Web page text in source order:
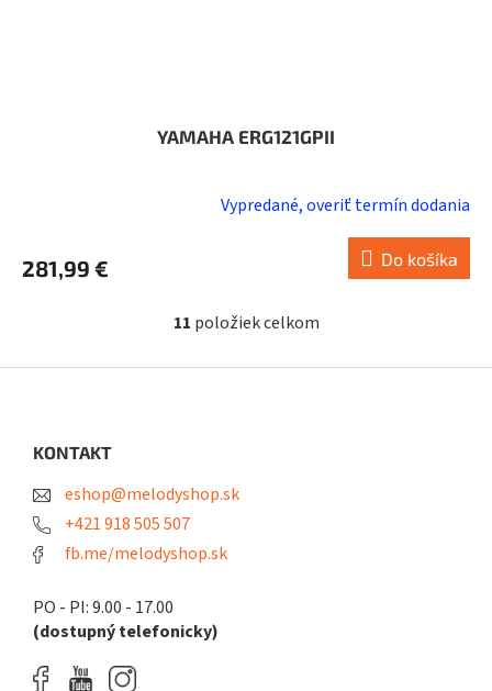
YAMAHA ERG121GPII
Vypredané, overiť termín dodania
281,99 € Do košíka
O
l
11 položiek celkom
KONTAKT
eshop@melodyshop.sk
+421 918 505 507
fb.me/melodyshop.sk
PO - PI: 9.00 - 17.00
(dostupný telefonicky)